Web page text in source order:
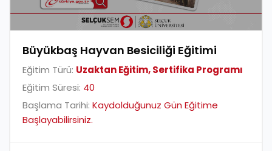
Büyükbaş Hayvan Besiciliği Eğitimi
Eğitim Türü: Uzaktan Eğitim, Sertifika Programı
Eğitim Süresi: 40
Başlama Tarihi: Kaydolduğunuz Gün Eğitime
Başlayabilirsiniz.